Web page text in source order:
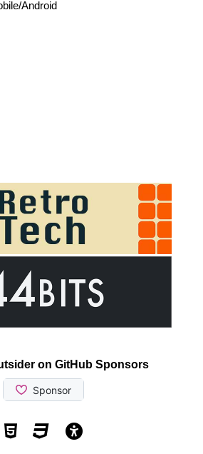
Android
on GitHub Sponsors
Valid HTML5
Valid CSS
WCAG 2.1 AA